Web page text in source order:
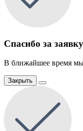
Спасибо за
В ближайшее время
Закрыть